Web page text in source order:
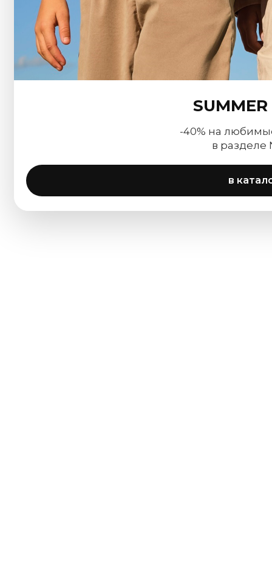
SUMMER
-40% на
в разделе
в